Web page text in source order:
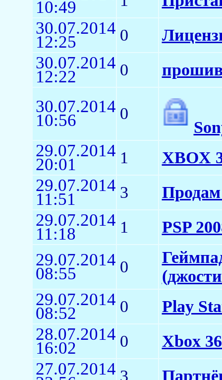
10:49
30.07.2014
12:25 0
30.07.2014
12:22 0
30.07.2014
10:56 0
29.07.2014
20:01 1 XBOX
29.07.2014
11:51 3 Продам
29.07.2014
11:18 1 PSP
29.07.2014
08:55 0
29.07.2014
08:52 0 Play
28.07.2014
16:02 0 Xbox
27.07.2014 3